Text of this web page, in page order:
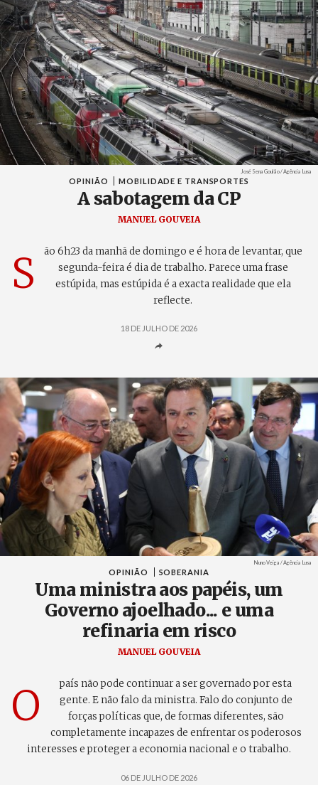
Créditos
José Sena Goulão / Agência Lusa
OPINIÃO MOBILIDADE E TRANSPORTES
A sabotagem da CP
MANUEL GOUVEIA
S
ão 6h23 da manhã de domingo e é hora de levantar, que
segunda-feira é dia de trabalho. Parece uma frase
estúpida, mas estúpida é a exacta realidade que ela
reflecte.
18 DE JULHO DE 2026
Créditos
Nuno Veiga / Agência Lusa
OPINIÃO SOBERANIA
Uma ministra aos papéis, um
Governo ajoelhado... e uma
refinaria em risco
MANUEL GOUVEIA
O
país não pode continuar a ser governado por esta
gente. E não falo da ministra. Falo do conjunto de
forças políticas que, de formas diferentes, são
completamente incapazes de enfrentar os poderosos
interesses e proteger a economia nacional e o trabalho.
06 DE JULHO DE 2026